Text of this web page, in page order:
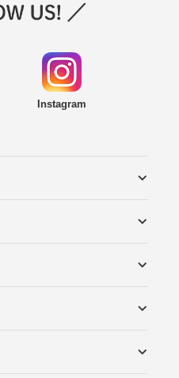
Instagram